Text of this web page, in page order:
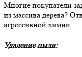
Многие покупатели
из массива дерева?
агрессивной химии.
Удаление пыли: